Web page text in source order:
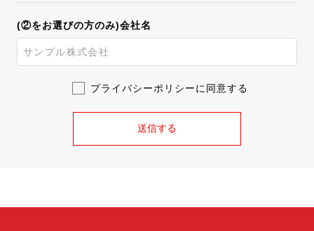
(②をお選びの方のみ)会社名
プライバシーポリシーに同意する